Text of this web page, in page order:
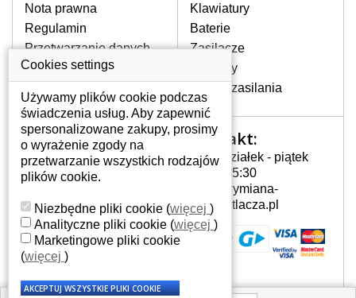
W JAKI SPOSÓB MOŻE SIĘ
PRZEJAWIAĆ USTERKA
Częstymi objawami są pomijanie liter
czy wyświetlanie innych liter oraz
dublowanie tych samych znaków. W
przypadku podlicia klawisze nie
powrócą do pierwotnej pozycji. Albo
też uszkodzenie mechaniczne, np.
JAK TO DZIAŁA?
Klawiatura składa się z kilku
warstw folii, z których przewodzą
przewodzące warstwy.
Nota prawna
Regulamin
Przetwarzanie danych
osobowych
Gdzie nas znajdziesz
Klawiatury
Baterie
Zasilacze
Zawiasy
Złącza zasilania
Twoje konto
Twoje konto
Dane osobowe
Adresy
Historia zamówień
Kontakt:
Poniedziałek - piątek
7:00 - 15:30
info@wymiana-
wyswietlacza.pl
Cookies settings
Używamy plików cookie podczas
świadczenia usług. Aby zapewnić
spersonalizowane zakupy, prosimy
o wyrażenie zgody na
przetwarzanie wszystkich rodzajów
plików cookie.
Niezbędne pliki cookie (więcej )
Analityczne pliki cookie (więcej )
Marketingowe pliki cookie
(więcej )